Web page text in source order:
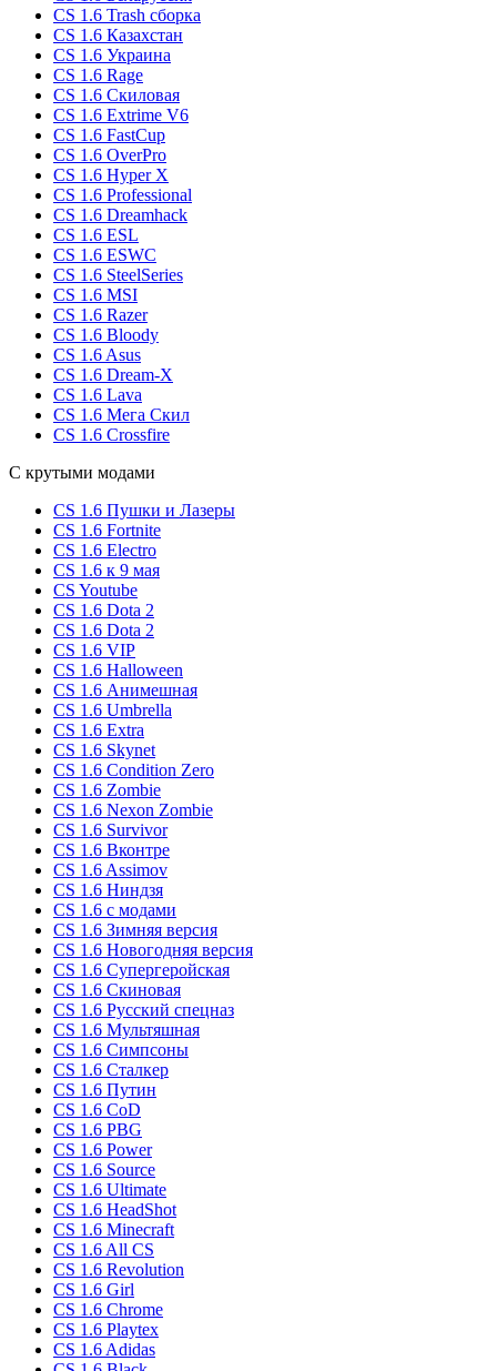
CS 1.6 Trash сборка
CS 1.6 Казахстан
CS 1.6 Украина
CS 1.6 Rage
CS 1.6 Скиловая
CS 1.6 Extrime V6
CS 1.6 FastCup
CS 1.6 OverPro
CS 1.6 Hyper X
CS 1.6 Professional
CS 1.6 Dreamhack
CS 1.6 ESL
CS 1.6 ESWC
CS 1.6 SteelSeries
CS 1.6 MSI
CS 1.6 Razer
CS 1.6 Bloody
CS 1.6 Asus
CS 1.6 Dream-X
CS 1.6 Lava
CS 1.6 Мега Скил
CS 1.6 Crossfire
С крутыми модами
CS 1.6 Пушки и Лазеры
CS 1.6 Fortnite
CS 1.6 Electro
CS 1.6 к 9 мая
CS Youtube
CS 1.6 Dota 2
CS 1.6 Dota 2
CS 1.6 VIP
CS 1.6 Halloween
CS 1.6 Анимешная
CS 1.6 Umbrella
CS 1.6 Extra
CS 1.6 Skynet
CS 1.6 Condition Zero
CS 1.6 Zombie
CS 1.6 Nexon Zombie
CS 1.6 Survivor
CS 1.6 Вконтре
CS 1.6 Assimov
CS 1.6 Ниндзя
CS 1.6 с модами
CS 1.6 Зимняя версия
CS 1.6 Новогодняя версия
CS 1.6 Супергеройская
CS 1.6 Скиновая
CS 1.6 Русский спецназ
CS 1.6 Мультяшная
CS 1.6 Симпсоны
CS 1.6 Сталкер
CS 1.6 Путин
CS 1.6 CoD
CS 1.6 PBG
CS 1.6 Power
CS 1.6 Source
CS 1.6 Ultimate
CS 1.6 HeadShot
CS 1.6 Minecraft
CS 1.6 All CS
CS 1.6 Revolution
CS 1.6 Girl
CS 1.6 Chrome
CS 1.6 Playtex
CS 1.6 Adidas